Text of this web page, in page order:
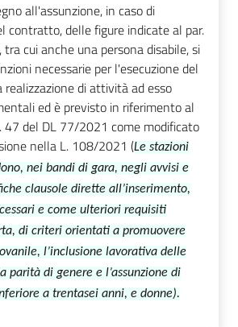
all'assunzione, in caso di
contratto, delle figure indicate al par.
tra cui anche una persona disabile, si
necessarie per l'esecuzione del
di attività ad esso
ed è previsto in riferimento al
47 del DL 77/2021 come modificato
nella L. 108/2021 (Le stazioni
nei bandi di gara, negli avvisi e
clausole dirette all’inserimento,
e come ulteriori requisiti
di criteri orientati a promuovere
l’inclusione lavorativa delle
parità di genere e l’assunzione di
a trentasei anni, e donne).